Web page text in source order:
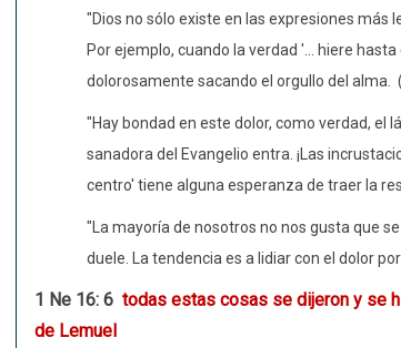
"Dios no sólo existe en las expresiones
Por ejemplo, cuando la verdad '... hiere
dolorosamente sacando el orgullo del alma. (
"Hay bondad en este dolor, como verdad, el
sanadora del Evangelio entra. ¡Las
centro' tiene alguna esperanza de traer la
"La mayoría de nosotros no nos gusta que
duele. La tendencia es a lidiar con el dolor
1 Ne 16: 6 todas estas cosas se dijeron y se
de Lemuel